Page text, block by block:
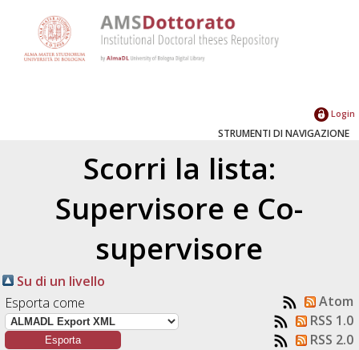
Login
STRUMENTI DI NAVIGAZIONE
Scorri la lista:
Supervisore e Co-
supervisore
Su di un livello
Esporta come
Atom
RSS 1.0
RSS 2.0